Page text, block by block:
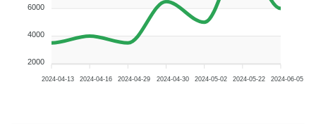
6000
4000
2000
2024-04-13 2024-04-16 2024-04-29 2024-04-30 2024-05-02 2024-05-22 2024-06-05